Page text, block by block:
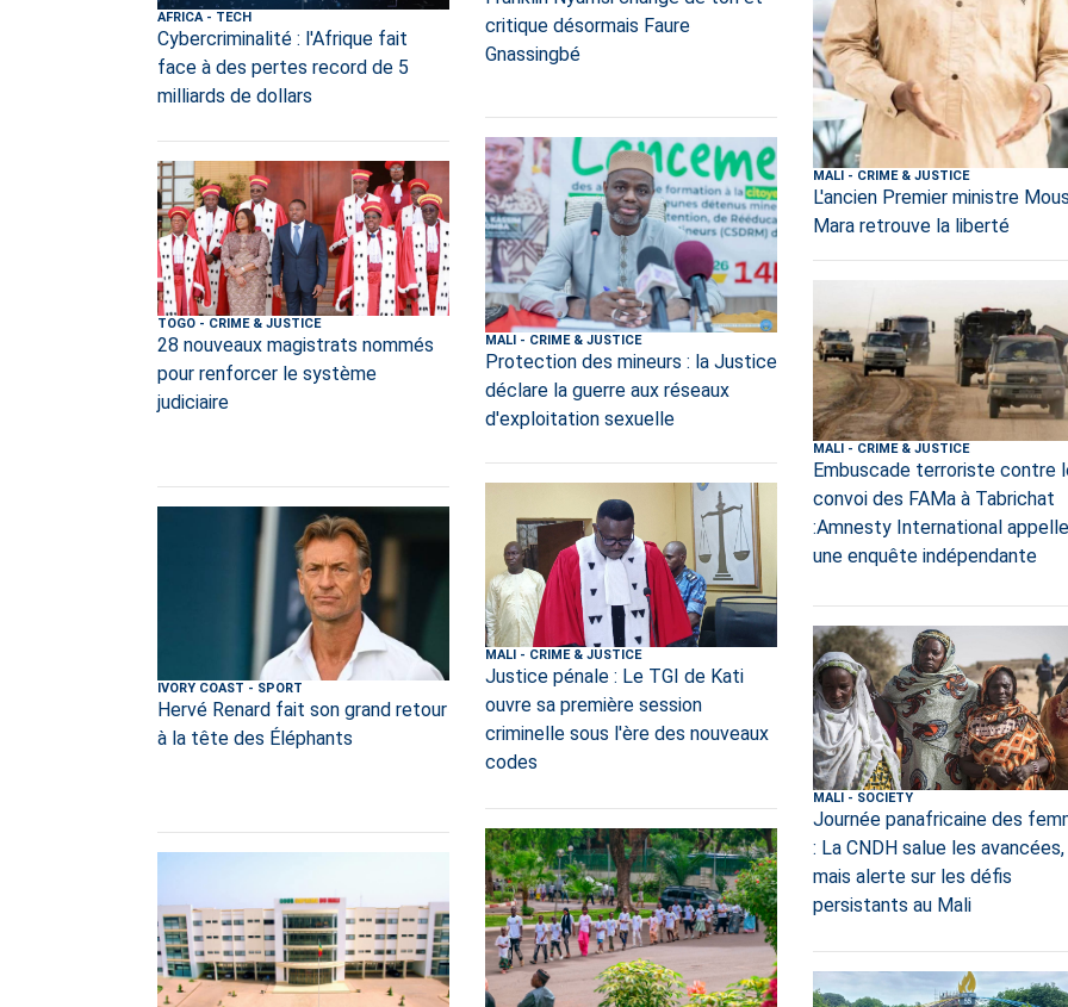
AFRICA- TECH
Cybercriminalité : l'Afrique fait
face à des pertes record de 5
milliards de dollars
TOGO - CRIME & JUSTICE
28 nouveaux magistrats nommés
pour renforcer le système
judiciaire
IVORY COAST - SPORT
Hervé Renard fait son grand retour
à la tête des Éléphants
critique désormais Faure
Gnassingbé
MALI- CRIME & JUSTICE
Protection des mineurs : la Justice
déclare la guerre aux réseaux
d'exploitation sexuelle
MALI - CRIME & JUSTICE
Justice pénale : Le TGI de Kati
ouvre sa première session
criminelle sous l'ère des nouveaux
codes
MALI - CRIME & JUSTICE
L'ancien Premier ministre
Mara retrouve la liberté
MALI- CRIME & JUSTICE
Embuscade terroriste contre
convoi des FAMa à Tabrichat
:Amnesty International
une enquête indépendante
MALI- SOCIETY
Journée panafricaine des
: La CNDH salue les avancées,
mais alerte sur les défis
persistants au Mali